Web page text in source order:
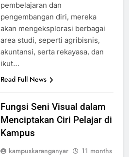
pembelajaran dan
pengembangan diri, mereka
akan mengeksplorasi berbagai
area studi, seperti agribisnis,
akuntansi, serta rekayasa, dan
ikut…
Read Full News
Fungsi Seni Visual dalam
Menciptakan Ciri Pelajar di
Kampus
kampuskaranganyar
11 months